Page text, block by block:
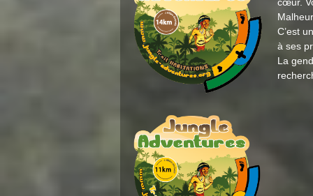
C’est
à ses
La